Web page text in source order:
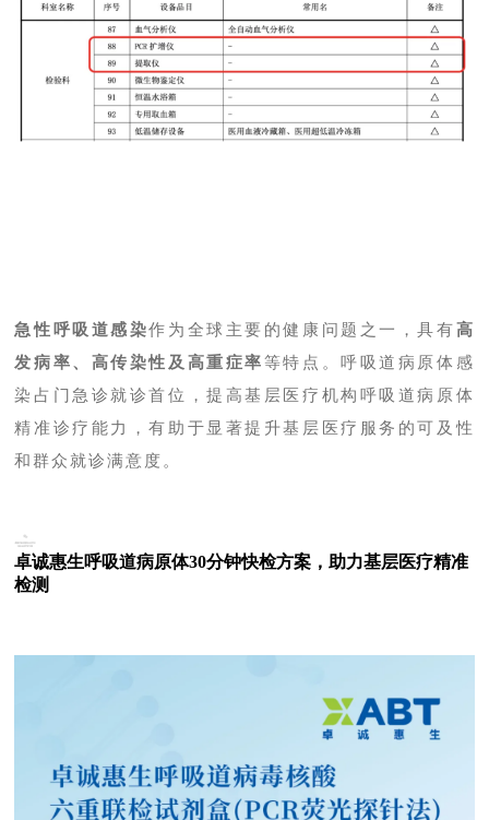
急性呼吸道感染作为全球主要的健康问题之一，具有高
发病率、高传染性及高重症率等特点。呼吸道病原体 感
染占门急诊就诊首位，提高基层医疗机构呼吸道病原体
精准诊疗能力，有助于显著提升基层医疗服务的可及性
和群众就诊满意度。
卓诚惠生呼吸道病原体30分钟快检方案，助力基层医疗精准
检测